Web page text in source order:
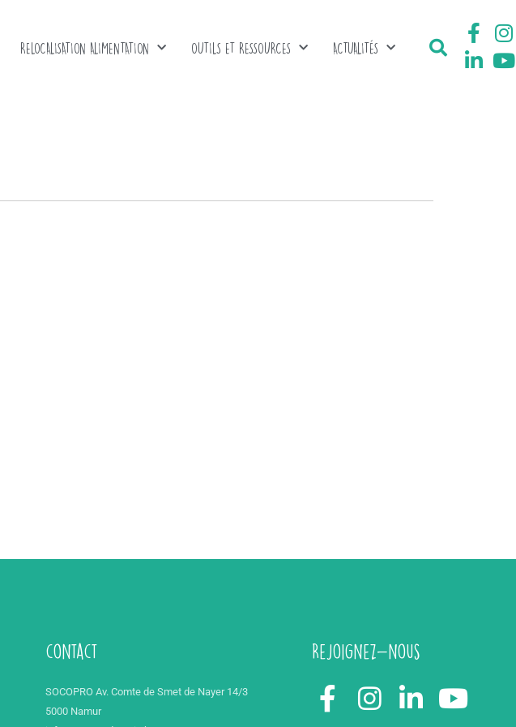
RELOCALISATION ALIMENTATION OUTILS ET RESSOURCES ACTUALITÉS
contact
SOCOPRO Av. Comte de Smet de Nayer 14/3
5000 Namur
Rejoignez-nous